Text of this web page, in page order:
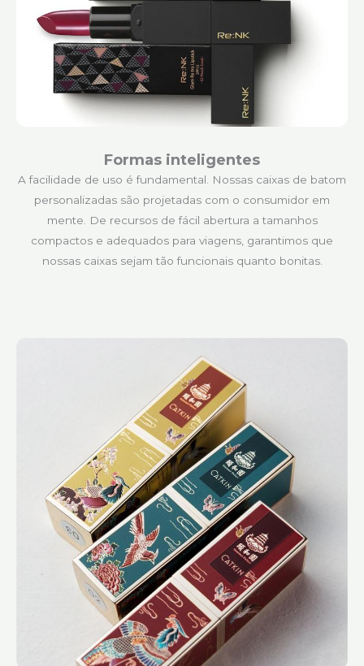
Formas inteligentes
A facilidade de uso é fundamental. Nossas caixas de batom
personalizadas são projetadas com o consumidor em
mente. De recursos de fácil abertura a tamanhos
compactos e adequados para viagens, garantimos que
nossas caixas sejam tão funcionais quanto bonitas.